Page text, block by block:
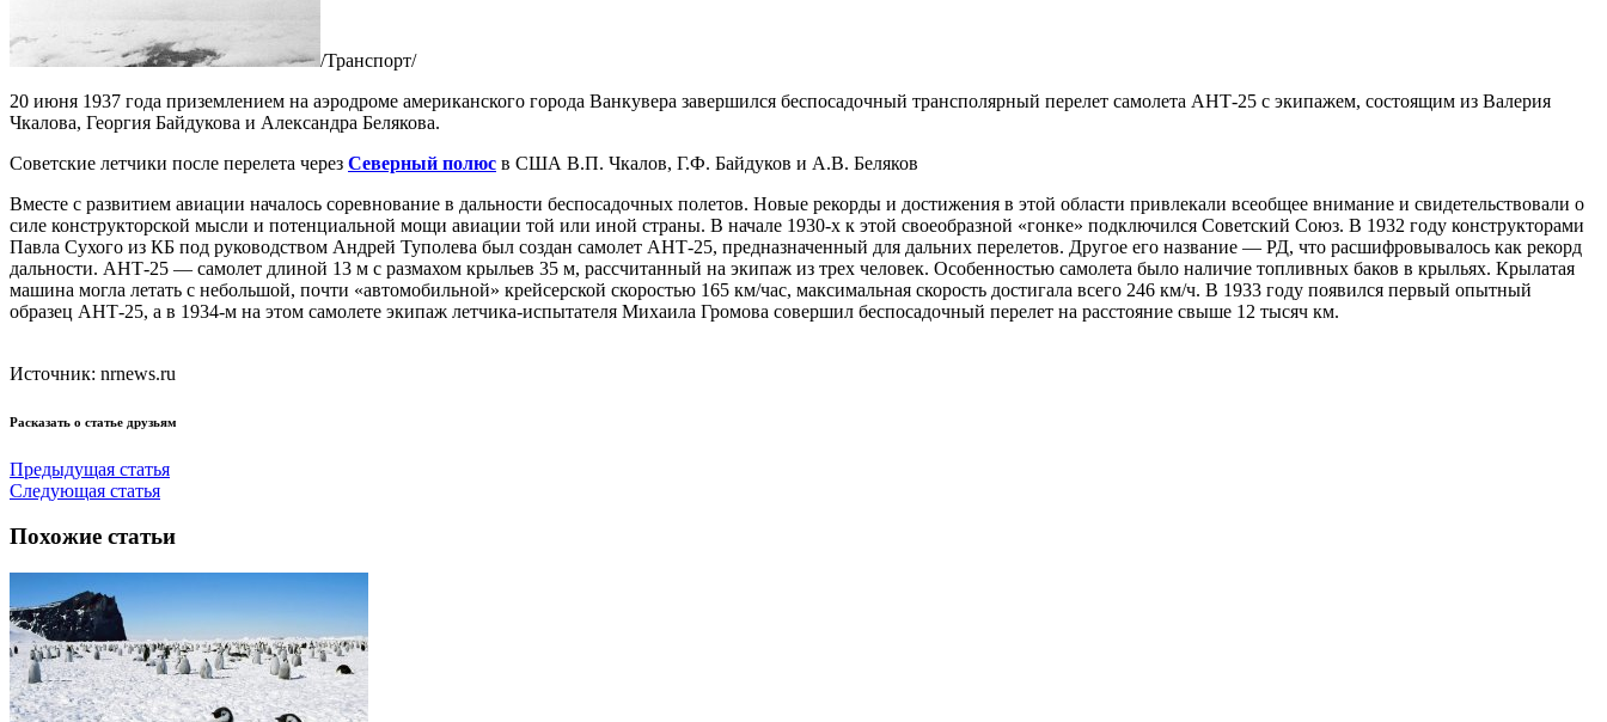
/Транспорт/
20 июня 1937 года приземлением на аэродроме американского города Ванкувера завершился беспосадочный трансполярный перелет самолета АНТ-25 с экипажем, состоящим из Валерия
Чкалова, Георгия Байдукова и Александра Белякова.
Советские летчики после перелета через Северный полюс в США В.П. Чкалов, Г.Ф. Байдуков и А.В. Беляков
Вместе с развитием авиации началось соревнование в дальности беспосадочных полетов. Новые рекорды и достижения в этой области привлекали всеобщее внимание и свидетельствовали о
силе конструкторской мысли и потенциальной мощи авиации той или иной страны. В начале 1930-х к этой своеобразной «гонке» подключился Советский Союз. В 1932 году конструкторами
Павла Сухого из КБ под руководством Андрей Туполева был создан самолет АНТ-25, предназначенный для дальних перелетов. Другое его название — РД, что расшифровывалось как рекорд
дальности. АНТ-25 — самолет длиной 13 м с размахом крыльев 35 м, рассчитанный на экипаж из трех человек. Особенностью самолета было наличие топливных баков в крыльях. Крылатая
машина могла летать с небольшой, почти «автомобильной» крейсерской скоростью 165 км/час, максимальная скорость достигала всего 246 км/ч. В 1933 году появился первый опытный
образец АНТ-25, а в 1934-м на этом самолете экипаж летчика-испытателя Михаила Громова совершил беспосадочный перелет на расстояние свыше 12 тысяч км.
Источник: nrnews.ru
Расказать о статье друзьям
Предыдущая статья
Следующая статья
Похожие статьи